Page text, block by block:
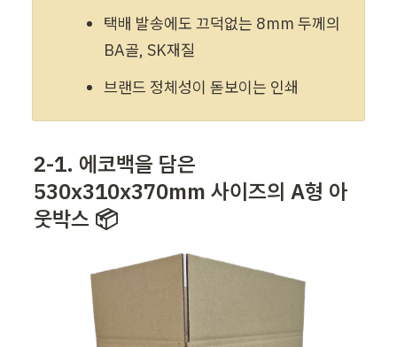
택배 발송에도 끄덕없는 8mm 두께의
BA골, SK재질
브랜드 정체성이 돋보이는 인쇄
2-1. 에코백을 담은
530x310x370mm 사이즈의 A형 아
웃박스 📦